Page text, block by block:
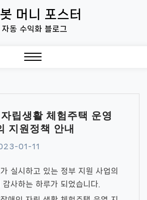
머니 포스터
자동 수익화 블로그
립생활 체험주택 운영
지원정책 안내
01-11
실시하고 있는 정부 지원 사업의
사하는 하루가 되었습니다.